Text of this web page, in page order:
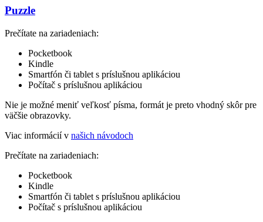
Puzzle
Prečítate na zariadeniach:
Pocketbook
Kindle
Smartfón či tablet s príslušnou aplikáciou
Počítač s príslušnou aplikáciou
Nie je možné meniť veľkosť písma, formát je preto vhodný skôr pre
väčšie obrazovky.
Viac informácií v našich návodoch
Prečítate na zariadeniach:
Pocketbook
Kindle
Smartfón či tablet s príslušnou aplikáciou
Počítač s príslušnou aplikáciou